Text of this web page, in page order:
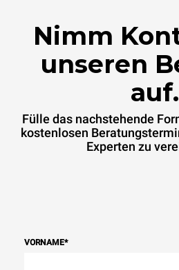
Nimm
unseren
auf.
Fülle das nachstehende
kostenlosen
Experten zu
VORNAME*